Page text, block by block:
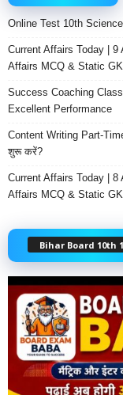
Online Test 10th
Current Affairs Today |
Affairs MCQ & Static GK
Success Coaching
Excellent Performance
Content Writing Part-
शुरू करें?
Current Affairs Today |
Affairs MCQ & Static GK
Bihar Board 10th